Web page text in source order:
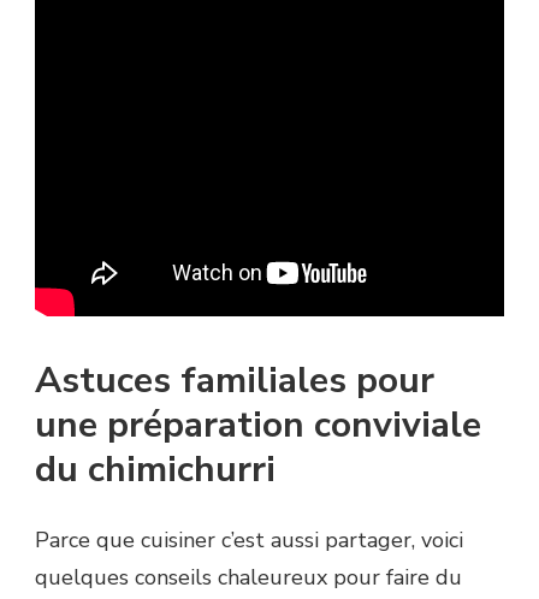
Astuces familiales pour
une préparation conviviale
du chimichurri
Parce que cuisiner c’est aussi partager, voici
quelques conseils chaleureux pour faire du